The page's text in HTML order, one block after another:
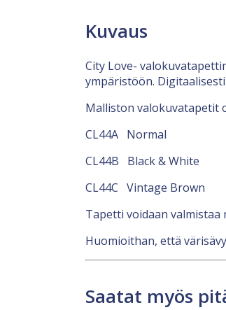
Kuvaus
City Love-
ympäristöön.
Malliston valokuvatapetit
CL44A Normal
CL44B Black & White
CL44C Vintage Brown
Tapetti voidaan valmistaa
Huomioithan, että
Saatat myös